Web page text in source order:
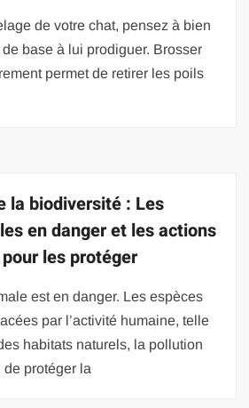
de votre chat, pensez à bien
base à lui prodiguer. Brosser
permet de retirer les poils
la biodiversité : Les
en danger et les actions
les protéger
est en danger. Les espèces
par l’activité humaine, telle
habitats naturels, la pollution
de protéger la